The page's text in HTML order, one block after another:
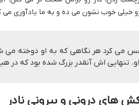
رو خیلی خوب نشون می ده و به ما یادآوری
حس می کرد هر نگاهی که به او دوخته
تنهایی اش آنقدر بزرگ شده بود که در